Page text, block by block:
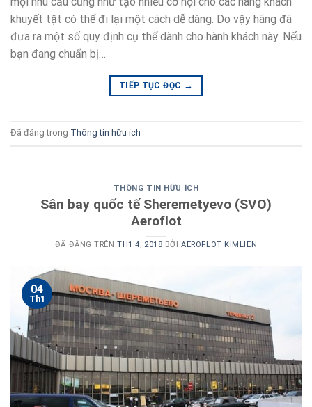
khuyết tật có thể đi lại một cách dễ dàng. Do vậy hãng đã
đưa ra một số quy định cụ thể dành cho hành khách này. Nếu
bạn đang chuẩn bị…
TIẾP TỤC ĐỌC →
Đã đăng trong Thông tin hữu ích
THÔNG TIN HỮU ÍCH
Sân bay quốc tế Sheremetyevo (SVO)
Aeroflot
ĐÃ ĐĂNG TRÊNTH1 4, 2018 BỞIAEROFLOT KIMLIEN
04
Th1